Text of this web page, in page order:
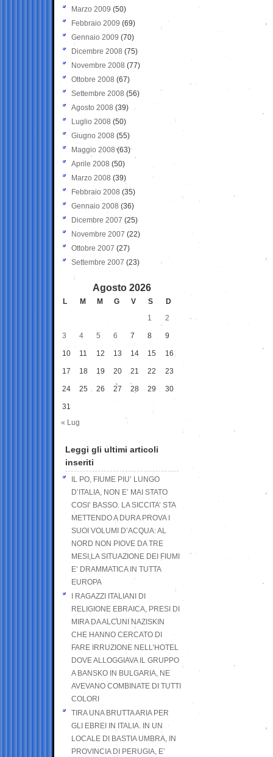
Marzo 2009 (50)
Febbraio 2009 (69)
Gennaio 2009 (70)
Dicembre 2008 (75)
Novembre 2008 (77)
Ottobre 2008 (67)
Settembre 2008 (56)
Agosto 2008 (39)
Luglio 2008 (50)
Giugno 2008 (55)
Maggio 2008(63)
Aprile 2008 (50)
Marzo 2008 (39)
Febbraio 2008 (35)
Gennaio 2008 (36)
Dicembre 2007 (25)
Novembre 2007 (22)
Ottobre 2007 (27)
Settembre 2007 (23)
Agosto 2026
L M M G V S
D
1
2
3 4 5 6 7 8 9
10 11 12 13 14 15 16
17 18 19 20 21 22 23
24 25 26 27 28 29 30
31
« Lug
Leggi gli ultimi articoli
inseriti
IL PO, FIUME PIU’ LUNGO
D’ITALIA, NON E’ MAI STATO
COSI’ BASSO. LA SICCITA’ STA
METTENDO A DURA PROVA I
SUOI VOLUMI D’ACQUA: AL
NORD NON PIOVE DA TRE
MESI,LA SITUAZIONE DEI FIUMI
E’ DRAMMATICA IN TUTTA
EUROPA
I RAGAZZI ITALIANI DI
RELIGIONE EBRAICA, PRESI DI
MIRA DA ALCUNI NAZISKIN
CHE HANNO CERCATO DI
FARE IRRUZIONE NELL’HOTEL
DOVE ALLOGGIAVA IL GRUPPO
A BANSKO IN BULGARIA, NE
AVEVANO COMBINATE DI TUTTI
COLORI
TIRA UNA BRUTTA ARIA PER
GLI EBREI IN ITALIA. IN UN
LOCALE DI BASTIA UMBRA, IN
PROVINCIA DI PERUGIA, E’